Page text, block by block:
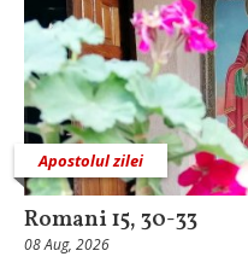
Apostolul zilei
Romani 15, 30-33
08 Aug, 2026